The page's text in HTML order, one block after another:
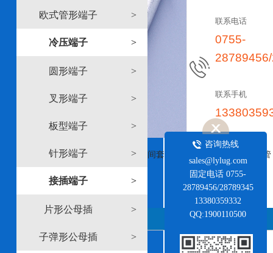
欧式管形端子 >
冷压端子 >
圆形端子 >
叉形端子 >
板型端子 >
针形端子 >
接插端子 >
片形公母插 >
子弹形公母插 >
联系电话
0755-
联系手机
[上一个:M中间套管]
[下一个:PVC绝缘中接管
端子]
咨询热线
sales@lylug.com
固定电话 0755-
28789456/28789345
13380359332
QQ:1900110500